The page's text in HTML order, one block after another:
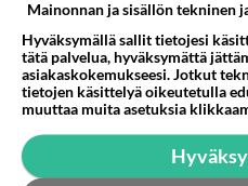
Muistatko Mikkelin
Mainonnan ja sisällön tekninen
Hyväksymällä sallit tietojesi
tätä palvelua, hyväksymättä
asiakaskokemukseesi. Jotkut
tietojen käsittelyä oikeutetulla
muuttaa muita asetuksia